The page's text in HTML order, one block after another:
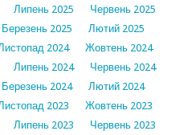
Липень 2025
Червень 2025
Березень 2025
Лютий 2025
2024
Жовтень 2024
Липень 2024
Червень 2024
Березень 2024
Лютий 2024
2023
Жовтень 2023
Липень 2023
Червень 2023